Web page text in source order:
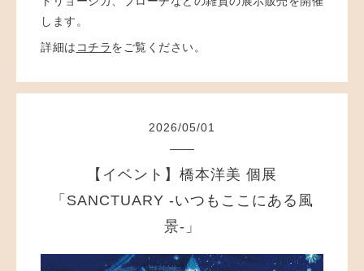
します。
詳細は コチラをご覧ください。
2026/05/01
【イベント】橋本洋美 個展
「SANCTUARY -いつもここにある風
景-」